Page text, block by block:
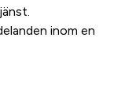
inom en